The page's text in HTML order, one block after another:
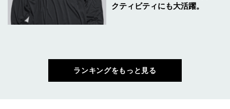
クティビティにも大活躍。
ランキングをもっと見る